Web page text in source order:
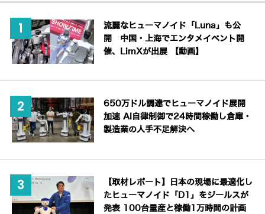
流麗なヒューマノイド「Luna」も公
開 中国・上海でエンタメイベント開
催、LimXが出展 【動画】
650万ドル調達でヒューマノイド展開
加速 AI自律制御で24時間稼働し倉庫・
製造業の人手不足解決へ
【取材レポート】日本の現場に最適化し
たヒューマノイド「D1」をジールスが
発表 100台量産と稼働1万時間の計画